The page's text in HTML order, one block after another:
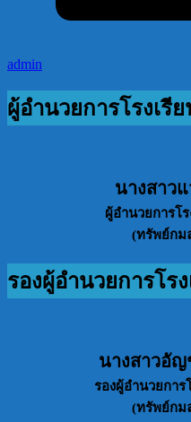
admin
ผู้อำนวยการโรงเรี
นางสาว
ผู้อำนวยการโ
(ทรัพย์กม
รองผู้อำนวยการโร
นางสาวอั
รองผู้อำนวยการ
(ทรัพย์กม